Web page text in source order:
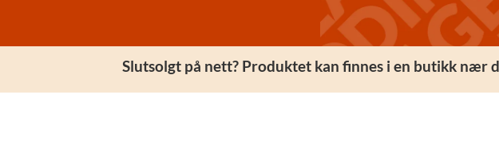
Slutsolgt på nett? Produktet kan finnes i en butikk nær